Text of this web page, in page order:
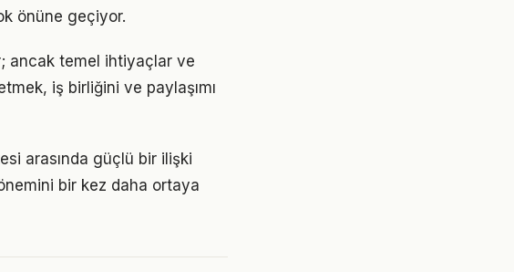
önüne geçiyor.
ancak temel ihtiyaçlar ve
iş birliğini ve paylaşımı
arasında güçlü bir ilişki
bir kez daha ortaya